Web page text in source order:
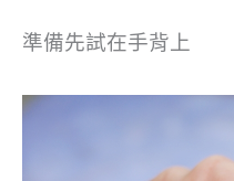
準備先試在手背上